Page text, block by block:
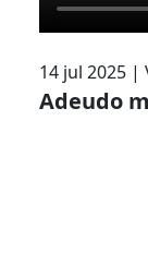
14 jul 2025 |
Adeudo